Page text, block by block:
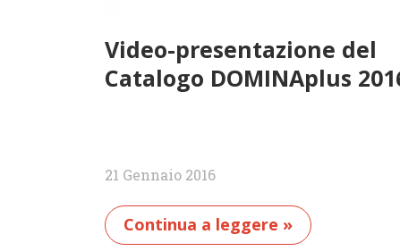
Video-presentazione del
Catalogo DOMINAplus
21 Gennaio 2016
Continua a leggere »